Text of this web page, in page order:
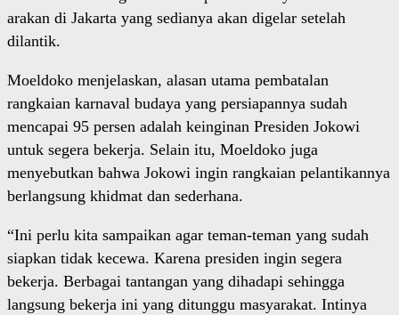
arakan di Jakarta yang sedianya akan digelar setelah
dilantik.
Moeldoko menjelaskan, alasan utama pembatalan
rangkaian karnaval budaya yang persiapannya sudah
mencapai 95 persen adalah keinginan Presiden Jokowi
untuk segera bekerja. Selain itu, Moeldoko juga
menyebutkan bahwa Jokowi ingin rangkaian pelantikannya
berlangsung khidmat dan sederhana.
“Ini perlu kita sampaikan agar teman-teman yang sudah
siapkan tidak kecewa. Karena presiden ingin segera
bekerja. Berbagai tantangan yang dihadapi sehingga
langsung bekerja ini yang ditunggu masyarakat. Intinya